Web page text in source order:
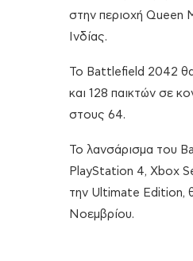
στην περιοχή Queen
Ινδίας.
Το Battlefield 2042 θα
και 128 παικτών σε
στους 64.
Το λανσάρισμα του
PlayStation 4, Xbox
την Ultimate Edition,
Νοεμβρίου.